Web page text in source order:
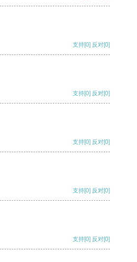
支持[0] 反对[0]
支持[0] 反对[0]
支持[0] 反对[0]
支持[0] 反对[0]
支持[0] 反对[0]